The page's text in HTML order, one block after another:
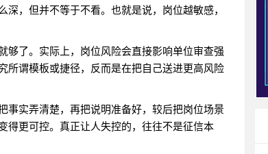
，但并不等于不看。也就是说，岗位越敏感，
够了。实际上，岗位风险会直接影响单位审查强
所谓模板或捷径，反而是在把自己送进更高风险
事实弄清楚，再把说明准备好，较后把岗位场景
得更可控。真正让人失控的，往往不是征信本